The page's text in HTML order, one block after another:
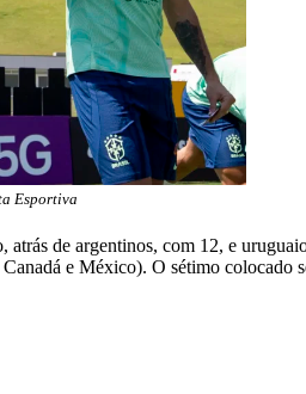
Esportiva
de argentinos, com 12, e
e México). O sétimo colocado